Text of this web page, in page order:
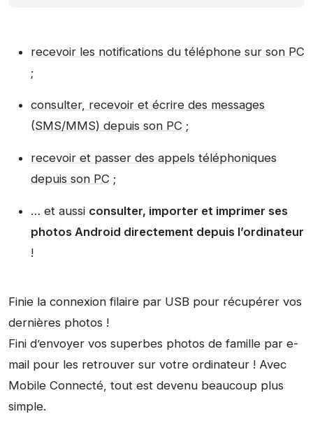
recevoir les notifications du téléphone sur son PC
;
consulter, recevoir et écrire des messages
(SMS/MMS) depuis son PC ;
recevoir et passer des appels téléphoniques
depuis son PC ;
… et aussi consulter, importer et imprimer ses
photos Android directement depuis l’ordinateur
!
Finie la connexion filaire par USB pour récupérer vos
dernières photos !
Fini d’envoyer vos superbes photos de famille par e-
mail pour les retrouver sur votre ordinateur ! Avec
Mobile Connecté, tout est devenu beaucoup plus
simple.